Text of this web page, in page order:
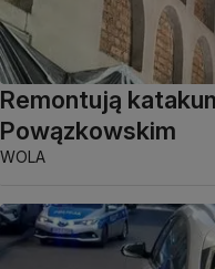
Remontują
Powązkowskim
WOLA